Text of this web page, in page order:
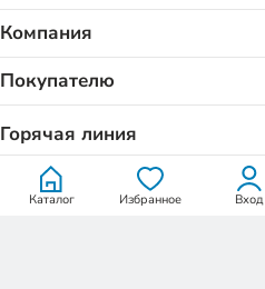
Каталог Избранное Вход
Компания
Покупателю
Горячая линия
+7 (747) 094 11 47
zvonok@stepline.kz